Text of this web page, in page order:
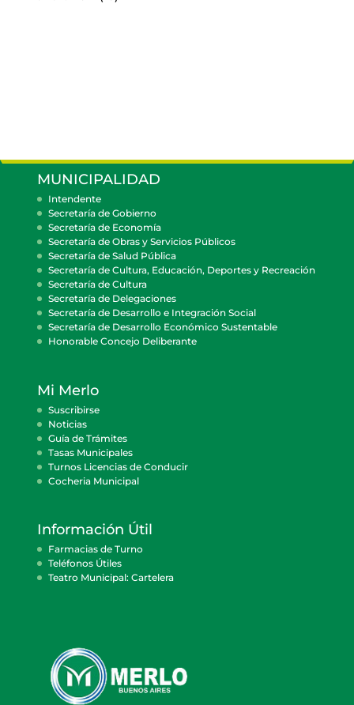
MUNICIPALIDAD
Intendente
Secretaría de Gobierno
Secretaría de Economía
Secretaría de Obras y Servicios Públicos
Secretaría de Salud Pública
Secretaría de Cultura, Educación, Deportes y Recreación
Secretaría de Cultura
Secretaría de Delegaciones
Secretaría de Desarrollo e Integración Social
Secretaría de Desarrollo Económico Sustentable
Honorable Concejo Deliberante
Mi Merlo
Suscribirse
Noticias
Guía de Trámites
Tasas Municipales
Turnos Licencias de Conducir
Cocheria Municipal
Información Útil
Farmacias de Turno
Teléfonos Útiles
Teatro Municipal: Cartelera